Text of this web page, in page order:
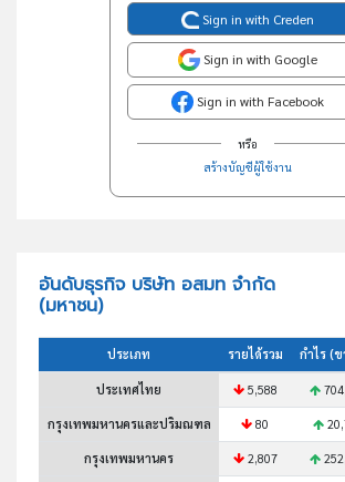
Sign in with Creden
Sign in with Google
Sign in with Facebook
หรือ
สร้างบัญชีผู้ใช้งาน
อันดับธุรกิจ บริษัท อสมท จำกัด
(มหาชน)
ประเภท รายได้รวม กำไร (
ประเทศไทย 5,588
กรุงเทพมหานครและปริมณฑล 80
กรุงเทพมหานคร 2,807